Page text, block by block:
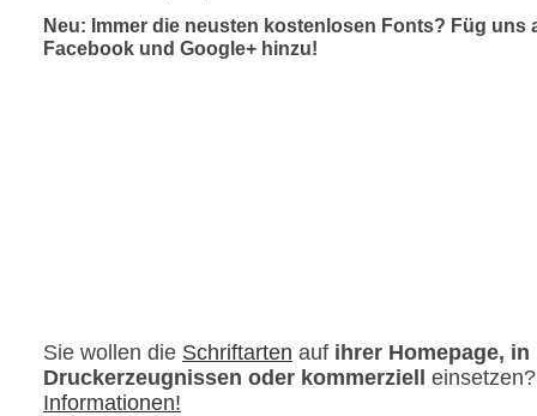
Neu: Immer die neusten kostenlosen Fonts? Füg uns
Facebook und Google+ hinzu!
Sie wollen die Schriftarten auf ihrer Homepage, in
Druckerzeugnissen oder kommerziell
Informationen!